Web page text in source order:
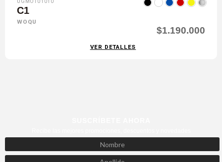
UGMOT01010
C1
WOQU
$1.190.000
VER DETALLES